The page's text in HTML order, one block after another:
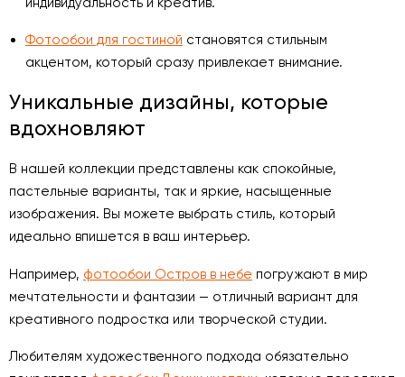
Фотообои для гостиной становятся стильным
акцентом, который сразу привлекает внимание.
Уникальные дизайны, которые
вдохновляют
В нашей коллекции представлены как спокойные,
пастельные варианты, так и яркие, насыщенные
изображения. Вы можете выбрать стиль, который
идеально впишется в ваш интерьер.
Например, фотообои Остров в небе погружают в мир
мечтательности и фантазии — отличный вариант для
креативного подростка или творческой студии.
Любителям художественного подхода обязательно